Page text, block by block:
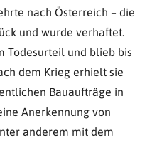
nach Österreich – die
und wurde verhaftet.
Todesurteil und blieb bis
dem Krieg erhielt sie
Bauaufträge in
Anerkennung von
anderem mit dem